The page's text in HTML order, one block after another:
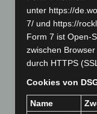
unter https://
7/und https://
Form 7 ist Open-
zwischen
durch HTTPS
Cookies von
Name